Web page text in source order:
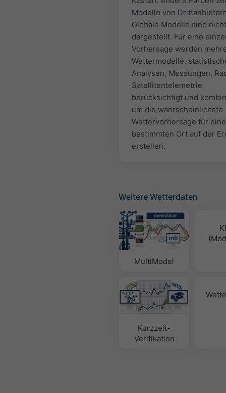
Modelle von
Globale Modelle sind nicht
dargestellt. Für eine
Vorhersage werden
Wettermodelle,
Analysen, Messungen,
Satellitentelemetrie
berücksichtigt und
um die wahrscheinlichste
Wettervorhersage für
bestimmten Ort auf der
erstellen.
Weitere Wetterdaten
MultiModel
Kurzzeit-
Verifikation